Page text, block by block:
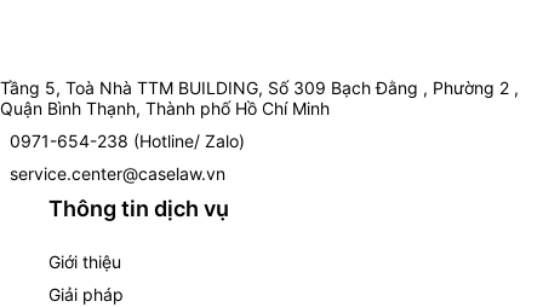
Tầng 5, Toà Nhà TTM BUILDING, Số 309 Bạch Đằng , Phường 2 ,
Quận Bình Thạnh, Thành phố Hồ Chí Minh
0971-654-238 (Hotline/ Zalo)
service.center@caselaw.vn
Thông tin dịch vụ
Giới thiệu
Giải pháp